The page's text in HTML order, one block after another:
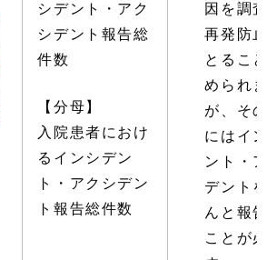
シデント・アク
シデント報告総
件数
【分母】
入院患者におけ
るインシデン
ト・アクシデン
ト報告総件数
因を調査
再発防止
とること
められま
が、その
にはイン
ント・ア
デントを
んと報告
ことが必